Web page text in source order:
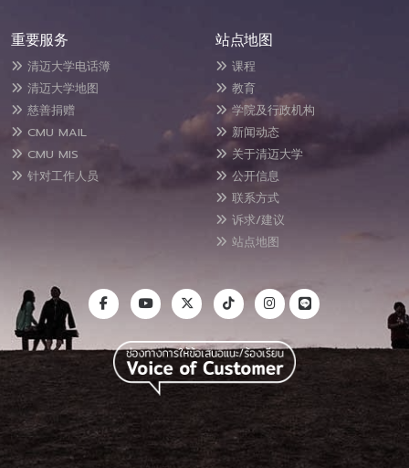
重要服务
清迈大学电话簿
清迈大学地图
慈善捐赠
CMU MAIL
CMU MIS
针对工作人员
站点地图
课程
教育
学院及行政机构
新闻动态
关于清迈大学
公开信息
联系方式
诉求/建议
站点地图